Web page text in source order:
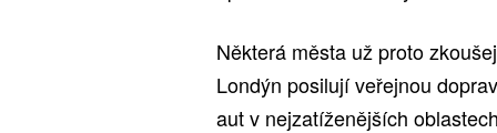
Některá města už proto
Londýn posilují veřejnou
aut v nejzatíženějších